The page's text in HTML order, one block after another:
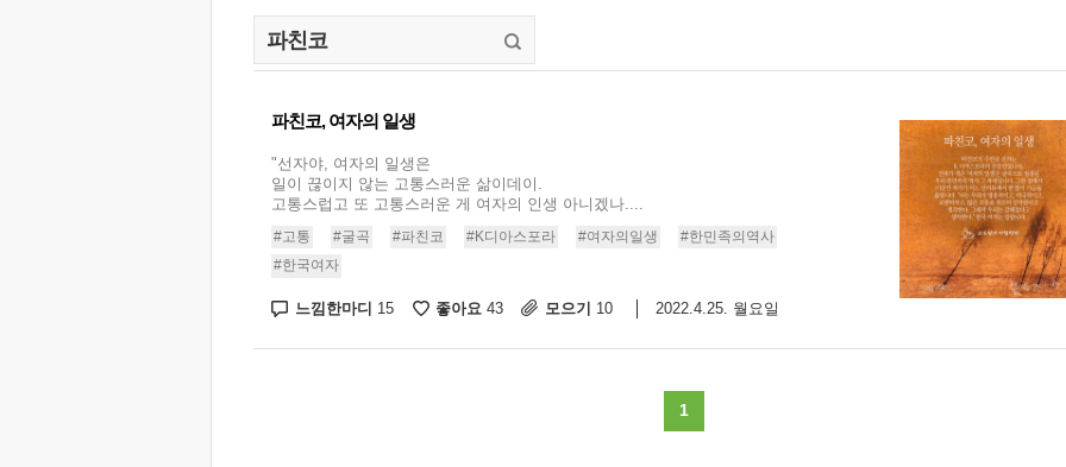
파친코, 여자의 일생
"선자야, 여자의 일생은
일이 끊이지 않는 고통스러운 삶이데이.
고통스럽고 또 고통스러운 게 여자의 인생 아니겠나....
#고통 #굴곡 #파친코 #K디아스포라 #여자의일생
#한민족의역사
#한국여자
느낌한마디 15 좋아요 43 모으기 10 2022.4.25. 월요일
1